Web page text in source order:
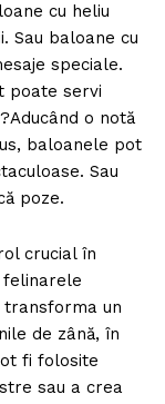
cu heliu
Sau baloane cu
speciale.
poate servi
o notă
baloanele pot
Sau
poze.
crucial în
felinarele
un
de zână, în
fi folosite
sau a crea